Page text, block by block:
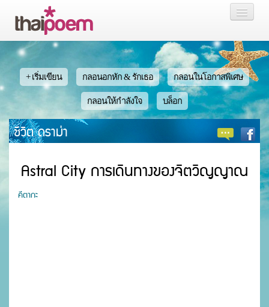
หน้าแรก
กลอน
เรื่องสั้น นิยาย
บล็อก
+ เริ่มเขียน กลอนอกหัก & รักเธอ กลอนในโอกาสพิเศษ
กลอนให้กำลังใจ บล็อก
ชีวิต ดราม่า
Astral City การเดินทางของจิตวิญญาณ
คีตากะ